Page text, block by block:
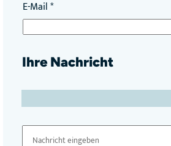
E-Mail*
Ihre Nachricht
I